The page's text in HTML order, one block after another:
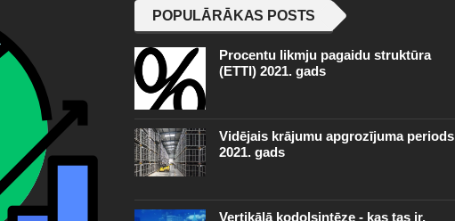
POPULĀRĀKAS POSTS
Procentu likmju pagaidu struktūra
(ETTI) 2021. gads
Vidējais krājumu apgrozījuma periods
2021. gads
Vertikālā kodolsintēze - kas tas ir,